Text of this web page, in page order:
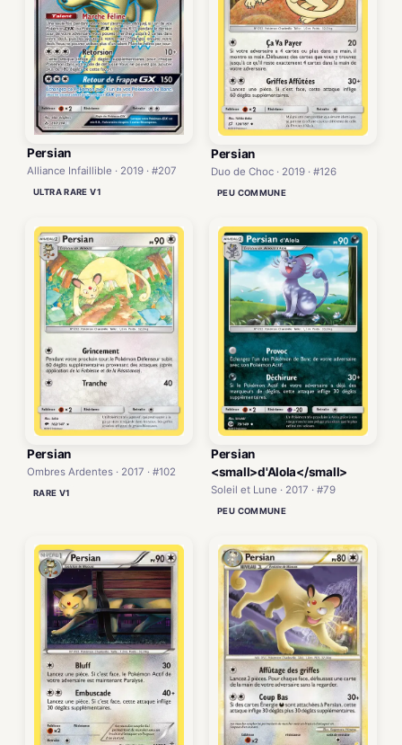
Persian
Alliance Infaillible · 2019 · #207
ULTRA RARE V1
Persian
Duo de Choc · 2019 · #126
PEU COMMUNE
Persian
Ombres Ardentes · 2017 · #102
RARE V1
Persian
<small>d'Alola</small>
Soleil et Lune · 2017 · #79
PEU COMMUNE